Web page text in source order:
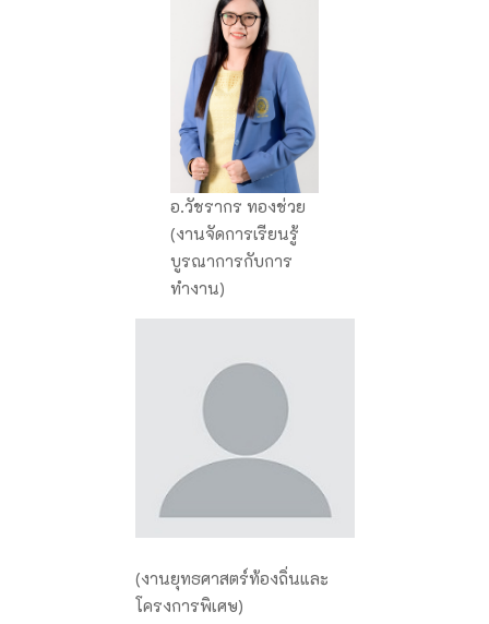
อ.วัชรากร ทองช่วย
(งานจัดการเรียนรู้
บูรณาการกับการ
ทำงาน)
(งานยุทธศาสตร์ท้องถิ่นและ
โครงการพิเศษ)